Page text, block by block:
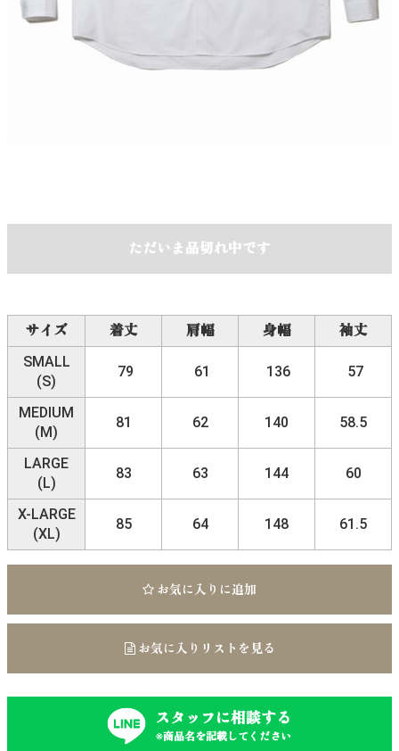
ただいま品切れ中です
サイズ 着丈 肩幅 身幅
袖丈
SMALL
(S)
79 61 136 57
MEDIUM
(M)
81 62 140 58.5
LARGE
(L)
83 63 144 60
X-LARGE
(XL)
85 64 148 61.5
お気に入りに追加
お気に入りリストを見る
スタッフに相談する
※商品名を記載してください